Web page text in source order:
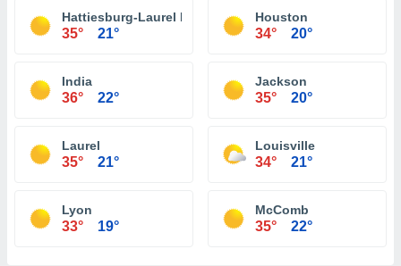
Hattiesburg-Laurel Regional Airport
35° 21°
Houston
34° 20°
India
36° 22°
Jackson
35° 20°
Laurel
35° 21°
Louisville
34° 21°
Lyon
33° 19°
McComb
35° 22°